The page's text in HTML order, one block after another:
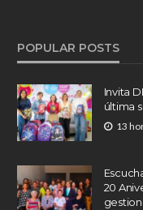
POPULAR POSTS
Invita
última
13
20